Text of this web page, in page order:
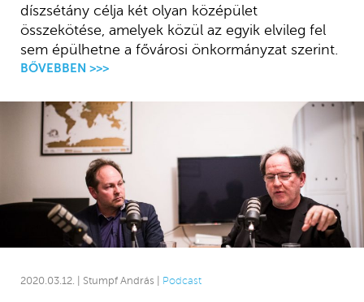
díszsétány célja két olyan középület
összekötése, amelyek közül az egyik elvileg fel
sem épülhetne a fővárosi önkormányzat szerint.
BŐVEBBEN >>>
2020.03.12. | Stumpf András | Podcast